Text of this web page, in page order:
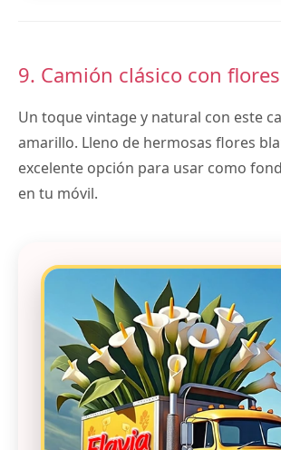
9. Camión clásico con
Un toque vintage y natural con este
amarillo. Lleno de hermosas flores
excelente opción para usar como
en tu móvil.